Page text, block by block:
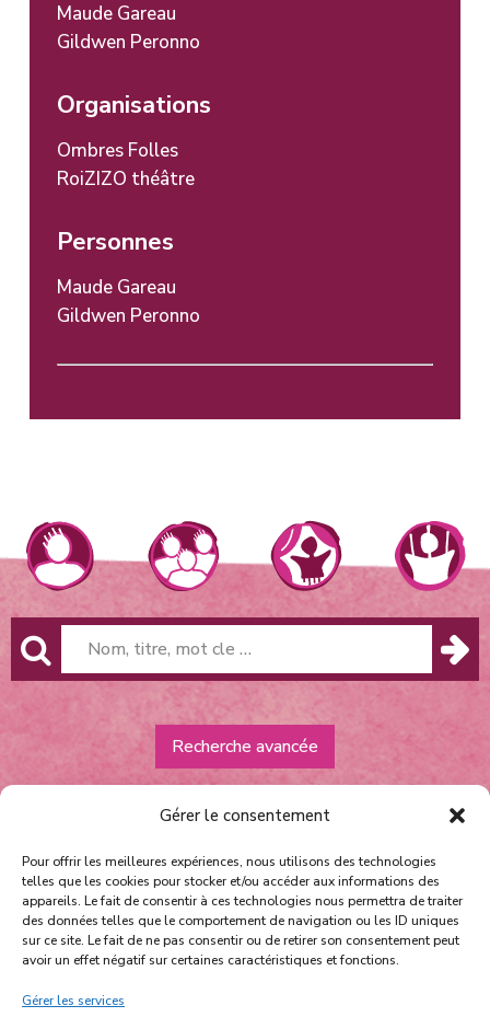
Gérer le consentement
Pour offrir les meilleures expériences, nous utilisons des technologies
telles que les cookies pour stocker et/ou accéder aux informations des
appareils. Le fait de consentir à ces technologies nous permettra de traiter
des données telles que le comportement de navigation ou les ID uniques
sur ce site. Le fait de ne pas consentir ou de retirer son consentement peut
avoir un effet négatif sur certaines caractéristiques et fonctions.
Gérer les services
Maude Gareau
Gildwen Peronno
Organisations
Ombres Folles
RoiZIZO théâtre
Personnes
Maude Gareau
Gildwen Peronno
Recherche avancée
Équipe et contact